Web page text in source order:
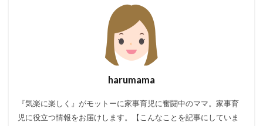
harumama
『気楽に楽しく』がモットーに家事育児に奮闘中のママ。家事育
児に役立つ情報をお届けします。【こんなことを記事にしていま